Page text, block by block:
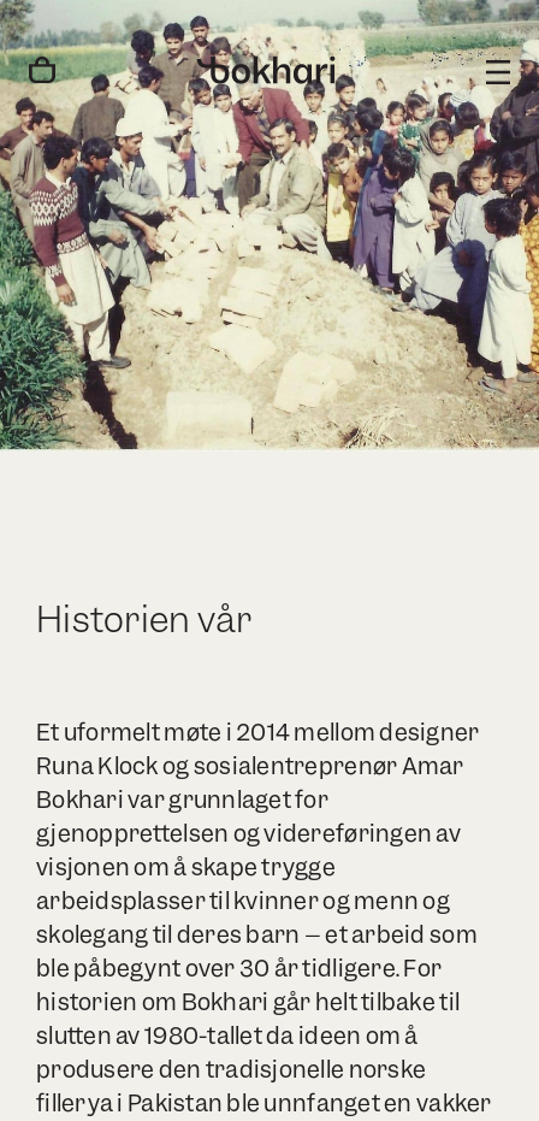
Historien vår
Et uformelt møte i 2014 mellom designer
Runa Klock og sosialentreprenør Amar
Bokhari var grunnlaget for
gjenopprettelsen og videreføringen av
visjonen om å skape trygge
arbeidsplasser til kvinner og menn og
skolegang til deres barn – et arbeid som
ble påbegynt over 30 år tidligere. For
historien om Bokhari går helt tilbake til
slutten av 1980-tallet da ideen om å
produsere den tradisjonelle norske
fillerya i Pakistan ble unnfanget en vakker